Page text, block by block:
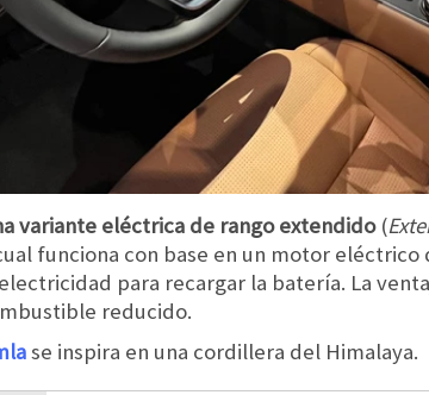
variante eléctrica de rango extendido(
funciona con base en un motor
para recargar la batería. La
reducido.
se inspira en una cordillera del Himalaya.